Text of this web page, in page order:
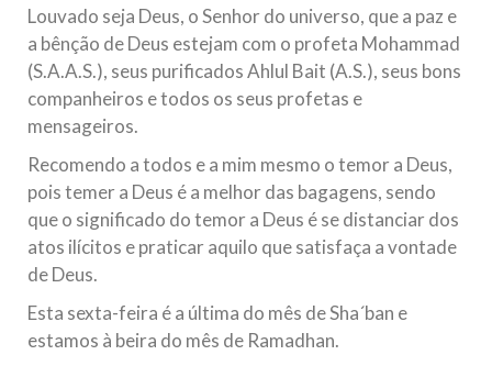
10 DE NOVEMBRO DE 2013
Falecimento do Imam Ali Ibn Al-Hussein
(A.S.)
Em nome de Deus, o Clemente, o Misericordioso! Diante da
data em que relembramos o martírio do quarto Imam dos
muçulmanos, o Imam Ali Ibn Al-Hussein Ibn Ali Ibn Abi Táleb
(A.S.), conhecido por “Zein Al-Ábidin” (Formosura
NOTÍCIAS
Centro Islâmico no Brasil recebe o ex-
República Islâmica do Irã
Na noite da quinta-feira, 03 de Abril, o Centro Islâmico no
Louvado seja Deus, o Senhor do universo, que a paz e
a bênção de Deus estejam com o profeta Mohammad
(S.A.A.S.), seus purificados Ahlul Bait (A.S.), seus bons
companheiros e todos os seus profetas e
mensageiros.
Recomendo a todos e a mim mesmo o temor a Deus,
pois temer a Deus é a melhor das bagagens, sendo
que o significado do temor a Deus é se distanciar dos
atos ilícitos e praticar aquilo que satisfaça a vontade
de Deus.
Esta sexta-feira é a última do mês de Sha´ban e
estamos à beira do mês de Ramadhan.